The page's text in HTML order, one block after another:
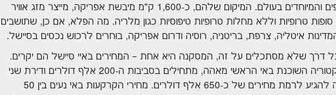
פראיים וטבע ימי מהיפים והמיוחדים בעולם. המיקום שלהם, כ-1,600 ק"מ מיבשת אפריקה, מייצר מזג אוויר
סופות טרופיות וללא מחלות טרופיות טיפוסיות כגון מלריה. מה הפלא, אם כן, שתושבים
איטליה, צרפת, בריטניה, רוסיה ודרום אפריקה, בוחרים לרכוש נכסים בסיישל.
דרך שלא מסתכלים על זה, המסקנה היא אחת – המחירים באיי סיישל הם יקרים.
מחירי הדיור בבירה ויקטוריה השוכנת באי הראשי מאהה, מתחילים בסביבות ה-200 אלף דולרים ודירת שני
חדרים מרוהטת יכולה להגיע לרמת מחירים של כ-650 אלף דולרים. מחירי הקרקעות באי נעים בין 50